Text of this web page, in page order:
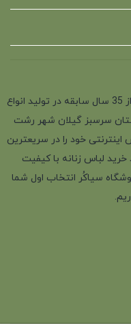
فروشگاه سیاکُر فروش لباس زنانه با بیش از 35 سال سابقه در تولید انواع
سرسبز گیلان شهر رشت
خود را در سریعترین
لباس زنانه با کیفیت
سیاکُر انتخاب اول شما